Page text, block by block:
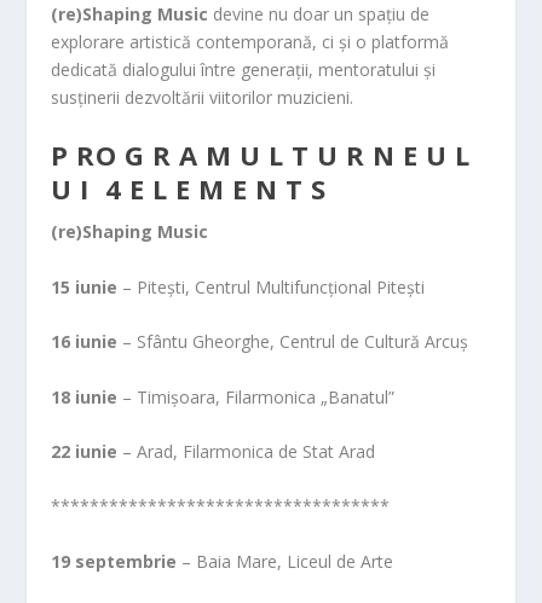
(re)Shaping Music devine nu doar un spațiu de
explorare artistică contemporană, ci și o platformă
dedicată dialogului între generații, mentoratului și
susținerii dezvoltării viitorilor muzicieni.
P RO G R A M U L T U R N E U L
U I 4 E L E M E N T S
(re)Shaping Music
15 iunie – Pitești, Centrul Multifuncțional Pitești
16 iunie – Sfântu Gheorghe, Centrul de Cultură Arcuș
18 iunie – Timișoara, Filarmonica „Banatul”
22 iunie – Arad, Filarmonica de Stat Arad
***********************************
19 septembrie – Baia Mare, Liceul de Arte